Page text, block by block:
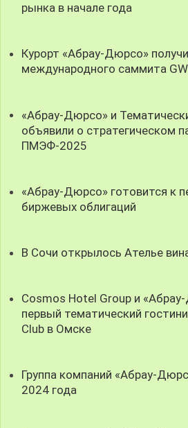
рынка в начале года
Курорт «Абрау-Дюрсо»
международного саммита
«Абрау-Дюрсо» и
объявили о стратегическом
ПМЭФ-2025
«Абрау-Дюрсо» готовится к
биржевых облигаций
В Сочи открылось Ателье
Cosmos Hotel Group и
первый тематический
Club в Омске
Группа компаний «Абрау-
2024 года